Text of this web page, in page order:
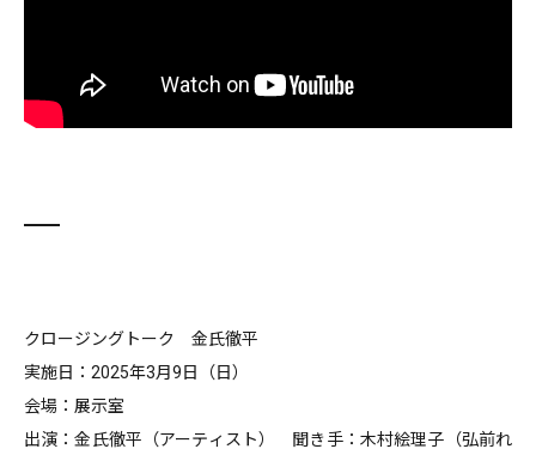
クロージングトーク 金氏徹平
実施日：2025年3月9日（日）
会場：展示室
出演：金氏徹平（アーティスト） 聞き手：木村絵理子（弘前れ